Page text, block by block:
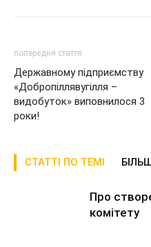
попередня стаття
Державному підприємству
«Добропіллявугілля –
видобуток» виповнилося 3
роки!
СТАТТІ ПО ТЕМІ
Про
комітету